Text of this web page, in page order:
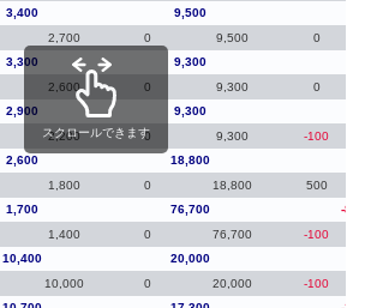
3,400 9,500
2,700 0 9,500 0
3,300 9,300
2,600 0 9,300 0
2,900 9,300
2,200 0 9,300 -100
2,600 18,800
1,800 0 18,800 500
1,700 76,700
-
1,400 0 76,700 -100
10,400 20,000
10,000 0 20,000 -100
スクロールできます